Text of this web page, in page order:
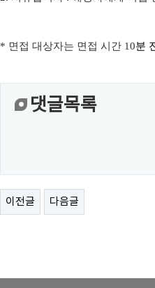
* 면접 대상자는 면접 시간 10분
댓글목록
이전글 다음글